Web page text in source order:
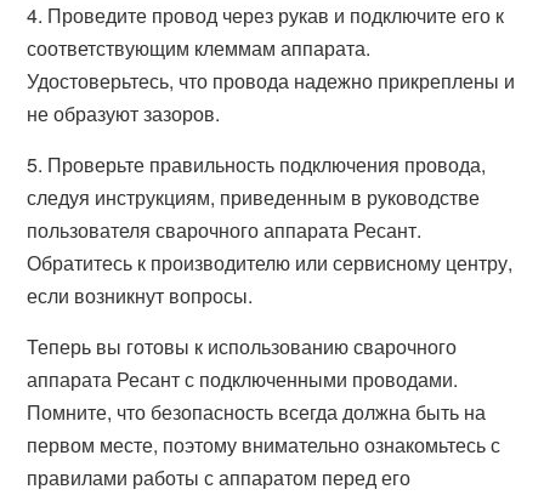
4. Проведите провод через рукав и подключите его к
соответствующим клеммам аппарата.
Удостоверьтесь, что провода надежно прикреплены и
не образуют зазоров.
5. Проверьте правильность подключения провода,
следуя инструкциям, приведенным в руководстве
пользователя сварочного аппарата Ресант.
Обратитесь к производителю или сервисному центру,
если возникнут вопросы.
Теперь вы готовы к использованию сварочного
аппарата Ресант с подключенными проводами.
Помните, что безопасность всегда должна быть на
первом месте, поэтому внимательно ознакомьтесь с
правилами работы с аппаратом перед его